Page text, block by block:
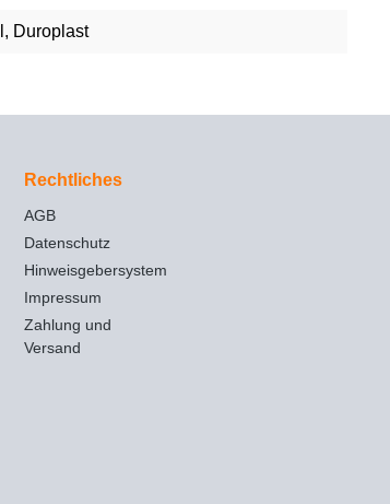
, Duroplast
Rechtliches
AGB
Datenschutz
Hinweisgebersystem
Impressum
Zahlung und
Versand